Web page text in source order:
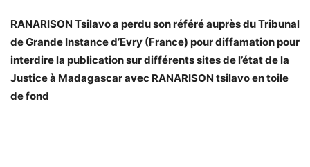
RANARISON Tsilavo a perdu son référé auprès du Tribunal
de Grande Instance d’Evry (France) pour diffamation pour
interdire la publication sur différents sites de l’état de la
Justice à Madagascar avec RANARISON tsilavo en toile
de fond